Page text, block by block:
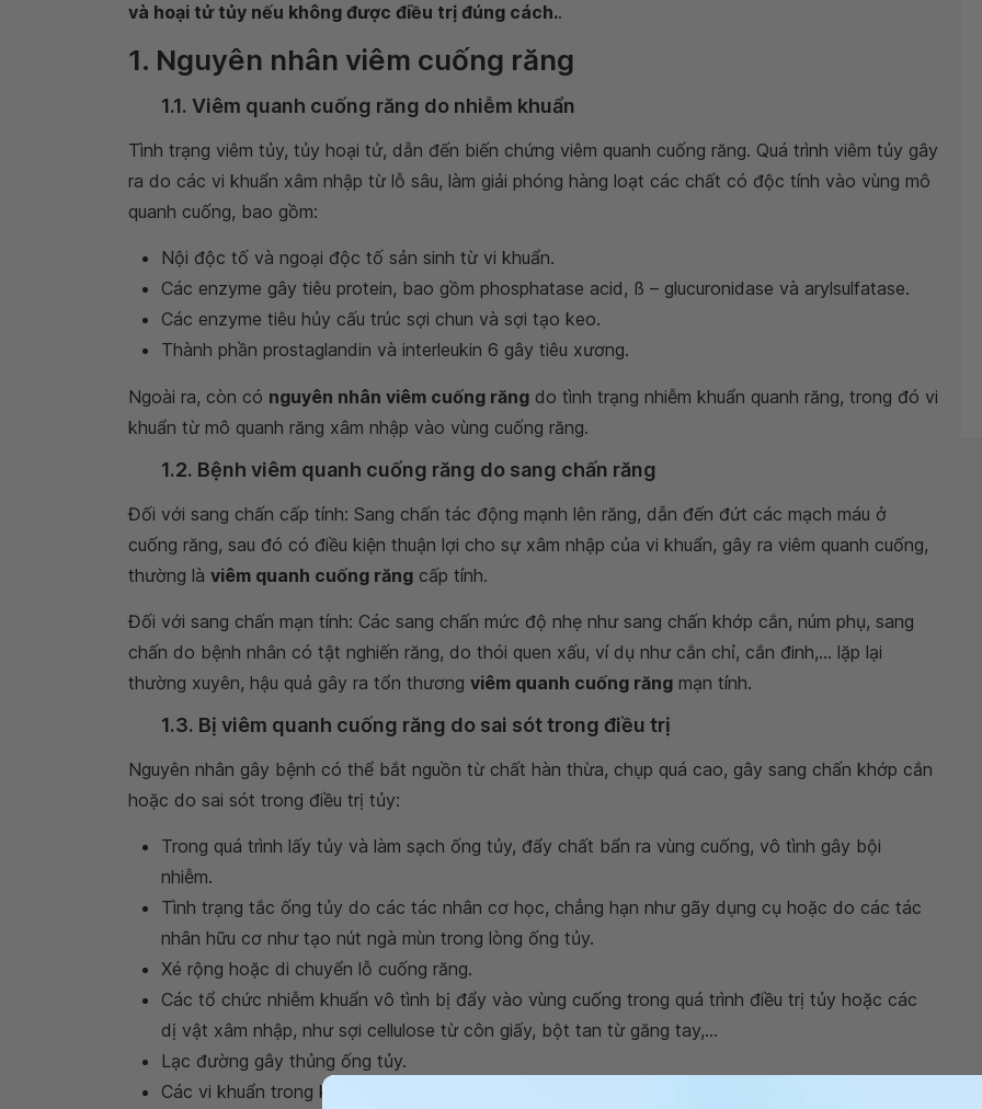
và hoại tử tủy nếu không được điều trị đúng cách..
1. Nguyên nhân viêm cuống răng
1.1. Viêm quanh cuống răng do nhiễm khuẩn
Tình trạng viêm tủy, tủy hoại tử, dẫn đến biến chứng viêm quanh cuống răng. Quá trình viêm tủy gây
ra do các vi khuẩn xâm nhập từ lỗ sâu, làm giải phóng hàng loạt các chất có độc tính vào vùng mô
quanh cuống, bao gồm:
Nội độc tố và ngoại độc tố sản sinh từ vi khuẩn.
Các enzyme gây tiêu protein, bao gồm phosphatase acid, ß – glucuronidase và arylsulfatase.
Các enzyme tiêu hủy cấu trúc sợi chun và sợi tạo keo.
Thành phần prostaglandin và interleukin 6 gây tiêu xương.
Ngoài ra, còn có nguyên nhân viêm cuống răng do tình trạng nhiễm khuẩn quanh răng, trong đó vi
khuẩn từ mô quanh răng xâm nhập vào vùng cuống răng.
1.2. Bệnh viêm quanh cuống răng do sang chấn răng
Đối với sang chấn cấp tính: Sang chấn tác động mạnh lên răng, dẫn đến đứt các mạch máu ở
cuống răng, sau đó có điều kiện thuận lợi cho sự xâm nhập của vi khuẩn, gây ra viêm quanh cuống,
thường là viêm quanh cuống răng cấp tính.
Đối với sang chấn mạn tính: Các sang chấn mức độ nhẹ như sang chấn khớp cắn, núm phụ, sang
chấn do bệnh nhân có tật nghiến răng, do thói quen xấu, ví dụ như cắn chỉ, cắn đinh,... lặp lại
thường xuyên, hậu quả gây ra tổn thương viêm quanh cuống răng mạn tính.
1.3. Bị viêm quanh cuống răng do sai sót trong điều trị
Nguyên nhân gây bệnh có thể bắt nguồn từ chất hàn thừa, chụp quá cao, gây sang chấn khớp cắn
hoặc do sai sót trong điều trị tủy:
Trong quá trình lấy tủy và làm sạch ống tủy, đẩy chất bẩn ra vùng cuống, vô tình gây bội
nhiễm.
Tình trạng tắc ống tủy do các tác nhân cơ học, chẳng hạn như gãy dụng cụ hoặc do các tác
nhân hữu cơ như tạo nút ngà mùn trong lòng ống tủy.
Xé rộng hoặc di chuyển lỗ cuống răng.
Các tổ chức nhiễm khuẩn vô tình bị đẩy vào vùng cuống trong quá trình điều trị tủy hoặc các
dị vật xâm nhập, như sợi cellulose từ côn giấy, bột tan từ găng tay,...
Lạc đường gây thủng ống tủy.
Các vi khuẩn trong khoang tủy gây tác động kháng lại các chất sát trùng ống tủy ở các răng